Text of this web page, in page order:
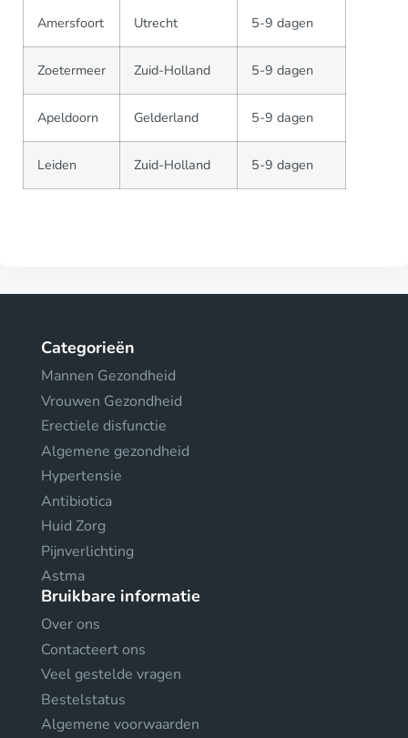
Amersfoort Utrecht 5-9 dagen
Zoetermeer Zuid-Holland 5-9 dagen
Apeldoorn Gelderland 5-9 dagen
Leiden Zuid-Holland 5-9 dagen
Categorieën
Mannen Gezondheid
Vrouwen Gezondheid
Erectiele disfunctie
Algemene gezondheid
Hypertensie
Antibiotica
Huid Zorg
Pijnverlichting
Astma
Bruikbare informatie
Over ons
Contacteert ons
Veel gestelde vragen
Bestelstatus
Algemene voorwaarden